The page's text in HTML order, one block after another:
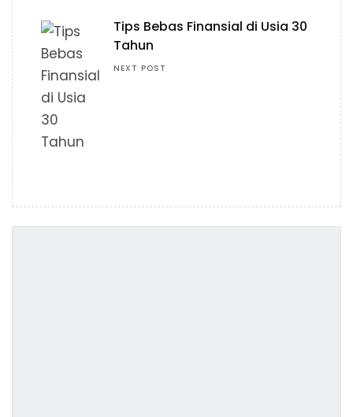
Tips Bebas Finansial di Usia 30
Tahun
NEXT POST